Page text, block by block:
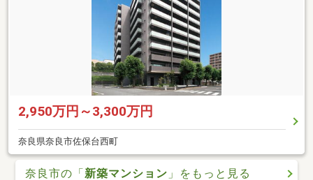
2,950万円～3,300万円
奈良県奈良市佐保台西町
奈良市の「 新築マンション 」をもっと見る